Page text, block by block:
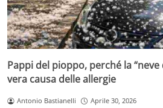
Pappi del pioppo, perché la
vera causa delle allergie
Antonio Bastianelli Aprile 30, 2026